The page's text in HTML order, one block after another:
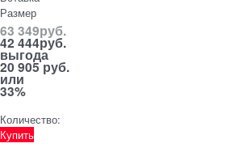
Размер
63 349руб.
42 444руб.
выгода
20 905 руб.
или
33%
Количество:
Купить